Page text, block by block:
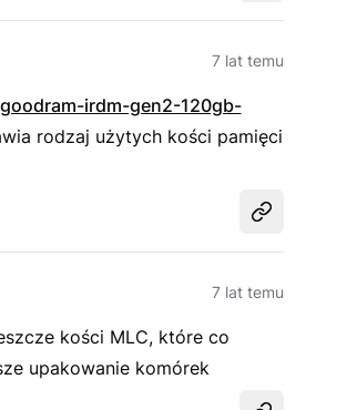
7 lat temu
irdm-gen2-120gb-
rodzaj użytych kości pamięci
Udostępnij
7 lat temu
kości MLC, które co
upakowanie komórek